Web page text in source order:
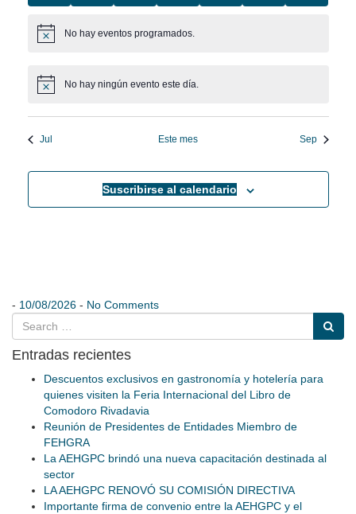
eventoseventoseventoseventoseventoseventoseventos
Aviso No hay eventos programados.
Aviso No hay ningún evento este día.
Jul Este mes Sep
Suscribirse al calendario
- 10/08/2026 - No Comments
Entradas recientes
Descuentos exclusivos en gastronomía y hotelería para
quienes visiten la Feria Internacional del Libro de
Comodoro Rivadavia
Reunión de Presidentes de Entidades Miembro de
FEHGRA
La AEHGPC brindó una nueva capacitación destinada al
sector
LA AEHGPC RENOVÓ SU COMISIÓN DIRECTIVA
Importante firma de convenio entre la AEHGPC y el